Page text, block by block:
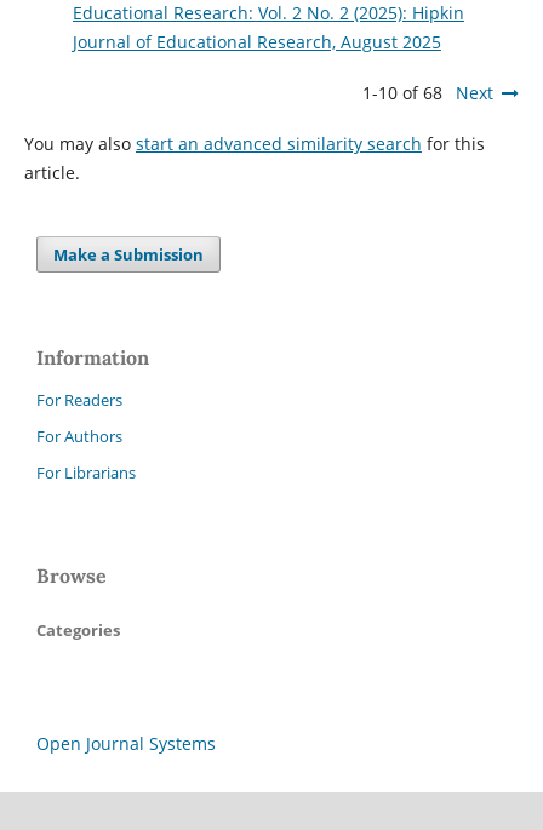
Educational Research: Vol. 2 No. 2 (2025): Hipkin
Journal of Educational Research, August 2025
1-10 of 68 Next
You may also start an advanced similarity search for this
article.
Make a Submission
Information
For Readers
For Authors
For Librarians
Browse
Categories
Open Journal Systems